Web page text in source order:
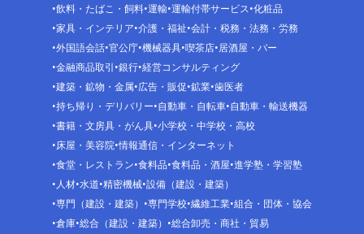
飲料・たばこ・飼料 運輸 運輸付帯サービス 化粧品
家具・インテリア 介護・福祉 会計・税務・法務・労務
外国語会話 官公庁 機械器具 喫茶店 居酒屋・バー
金融商品取引 銀行 経営コンサルティング
建築・鉱物・金属 広告・販促 鉱業 歯医者
持ち帰り・デリバリー 自動車・自転車 自動車・輸送機器
書籍・文房具・がん具 小学校・中学校・高校
床屋・美容院 情報通信・インターネット
食堂・レストラン 食料品 食料品・酒屋 進学塾・学習塾
人材 水道 精密機械 設備（建設・建築）
専門（建設・建築）
専門学校 繊維工業 組合・団体・協会
倉庫 総合（建設・建築）
総合卸売・商社・貿易